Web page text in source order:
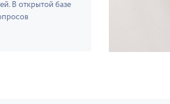
В открытой базе